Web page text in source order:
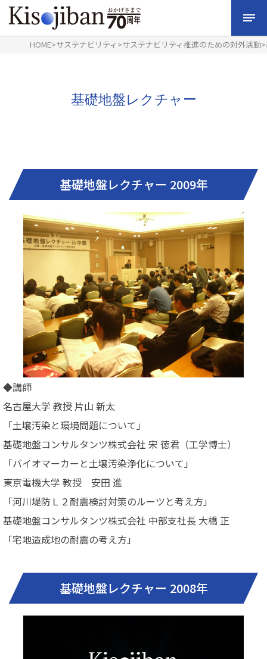
HOME>サステナビリティ >サステナビリティ推進のための対外活動>
基礎地盤レクチャー
基礎地盤レクチャー 2009年
◆講師
名古屋大学 教授 片山 新太
「土壌汚染と環境問題について」
基礎地盤コンサルタンツ株式会社 宋 徳君（工学博士）
「バイオマーカーと土壌汚染浄化について」
東京電機大学 教授 安田 進
「河川堤防Ｌ２耐震検討対策のルーツと考え方」
基礎地盤コンサルタンツ株式会社 中部支社長 大橋 正
「宅地造成地の耐震の考え方」
基礎地盤レクチャー 2008年